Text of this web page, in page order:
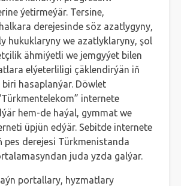
ýetirmeýär. Tersine,
derejesinde söz azatlygyny,
hukuklaryny we azatlyklaryny, şol
ähmiýetli we jemgyýet bilen
elýeterliligi çäklendirýän iň
hasaplanýar. Döwlet
internete
hem-de haýal, gymmat we
üpjün edýär. Sebitde internete
pes derejesi Türkmenistanda
juda yzda galýar.
portallary, hyzmatlary